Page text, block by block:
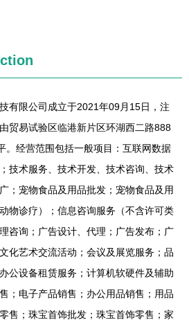
有限公司成立于2021年09月15日，注
贸易试验区临港新片区环湖西二路888
。经营范围包括一般项目：互联网数据
技术服务、技术开发、技术咨询、技术
；宠物食品及用品批发；宠物食品及用
物诊疗）；信息咨询服务（不含许可类
咨询；广告设计、代理；广告发布；广
化艺术交流活动；会议及展览服务；品
公设备租赁服务；计算机软硬件及辅助
；电子产品销售；办公用品销售；用品
售；珠宝首饰批发；珠宝首饰零售；家